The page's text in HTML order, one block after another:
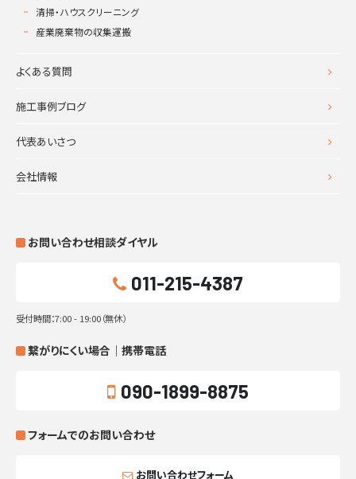
清掃・ハウスクリーニング
産業廃棄物の収集運搬
よくある質問
施工事例ブログ
代表あいさつ
会社情報
お問い合わせ相談ダイヤル
011-215-4387
受付時間：7:00 - 19:00（無休）
繋がりにくい場合｜携帯電話
090-1899-8875
フォームでのお問い合わせ
お問い合わせフォーム